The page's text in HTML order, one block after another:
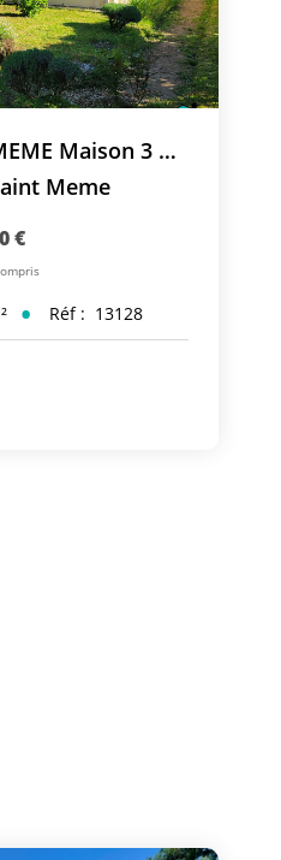
MACHECOUL SAINT MEME Maison 3 Chambres
Meme
€
Réf : 13128